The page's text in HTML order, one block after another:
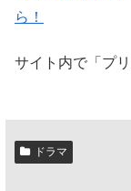
ら！
サイト内で「プ
ドラマ